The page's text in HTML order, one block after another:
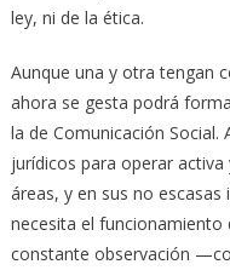
ley, ni de la ética.
Aunque una y otra tengan
ahora se gesta podrá
la de Comunicación
jurídicos para operar
áreas, y en sus no
necesita el funcionamiento
constante observación